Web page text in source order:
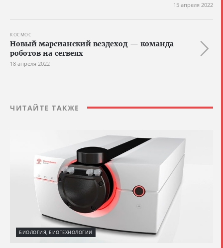
15 апреля 2022
КОСМОС
Новый марсианский вездеход — команда
роботов на сегвеях
18 апреля 2022
ЧИТАЙТЕ ТАКЖЕ
БИОЛОГИЯ, БИОТЕХНОЛОГИИ